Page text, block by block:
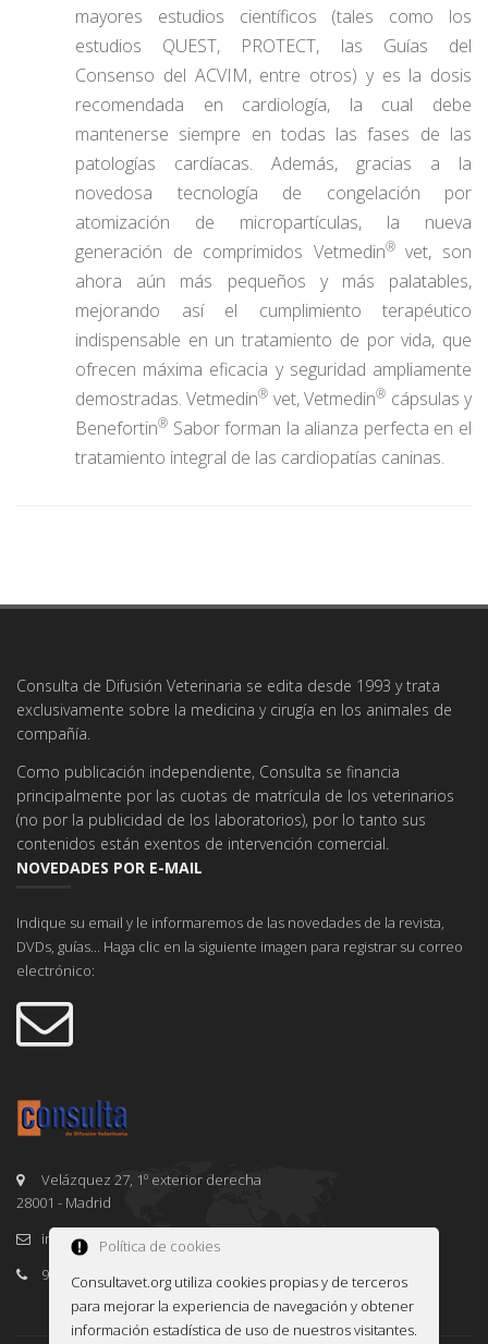
mayores estudios científicos (tales como los
estudios QUEST, PROTECT, las Guías del
Consenso del ACVIM, entre otros) y es la dosis
recomendada en cardiología, la cual debe
mantenerse siempre en todas las fases de las
patologías cardíacas. Además, gracias a la
novedosa tecnología de congelación por
atomización de micropartículas, la nueva
generación de comprimidos Vetmedin®vet, son
ahora aún más pequeños y más palatables,
mejorando así el cumplimiento terapéutico
indispensable en un tratamiento de por vida, que
ofrecen máxima eficacia y seguridad ampliamente
demostradas. Vetmedin® vet, Vetmedin® cápsulas y
Benefortin® Sabor forman la alianza perfecta en el
tratamiento integral de las cardiopatías caninas.
Consulta de Difusión Veterinaria se edita desde 1993 y trata
exclusivamente sobre la medicina y cirugía en los animales de
compañía.
Como publicación independiente, Consulta se financia
principalmente por las cuotas de matrícula de los veterinarios
(no por la publicidad de los laboratorios), por lo tanto sus
contenidos están exentos de intervención comercial.
NOVEDADES POR E-MAIL
Indique su email y le informaremos de las novedades de la revista,
DVDs, guías... Haga clic en la siguiente imagen para registrar su correo
electrónico:
Velázquez 27, 1º exterior derecha
28001 - Madrid
info@consultavet.org
91 995 38 25
Política de cookies
Consultavet.org utiliza cookies propias y de terceros
para mejorar la experiencia de navegación y obtener
información estadística de uso de nuestros visitantes.